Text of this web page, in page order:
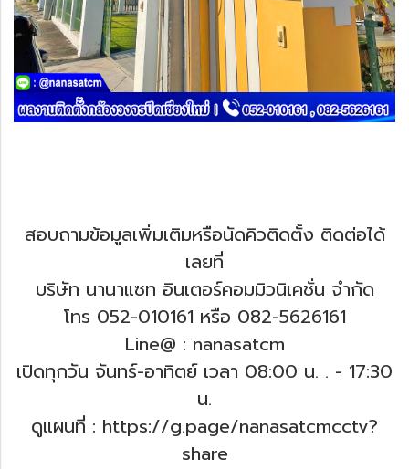
สอบถามข้อมูลเพิ่มเติมหรือนัดคิวติดตั้ง ติดต่อได้
เลยที่
บริษัท นานาแซท อินเตอร์คอมมิวนิเคชั่น จำกัด
โทร 052-010161 หรือ 082-5626161
Line@ : nanasatcm
เปิดทุกวัน จันทร์-อาทิตย์ เวลา 08:00 น. . - 17:30
น.
ดูแผนที่ : https://g.page/nanasatcmcctv?
share